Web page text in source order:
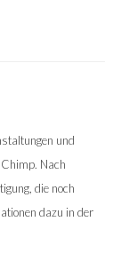
und
Nach
die noch
dazu in der